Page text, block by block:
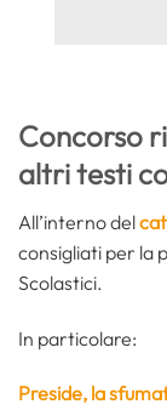
Concorso
altri testi
All’interno del
consigliati per la
Scolastici.
In particolare:
Preside, la